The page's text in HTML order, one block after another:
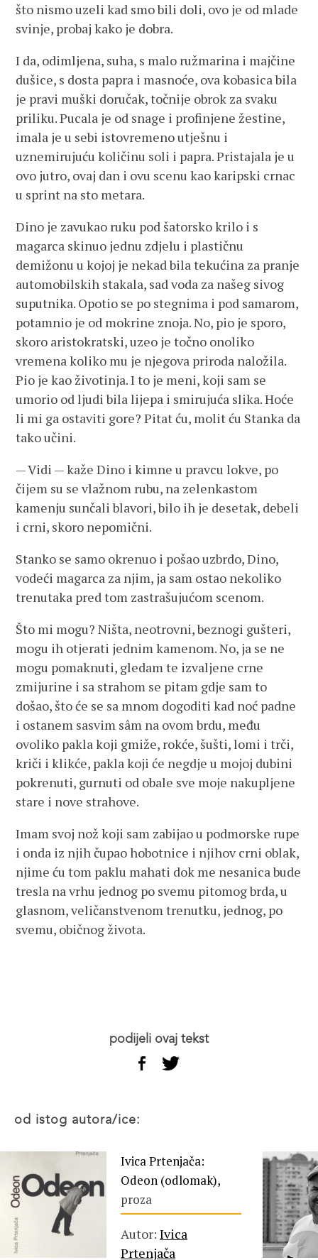
što nismo uzeli kad smo bili doli, ovo je od mlade
svinje, probaj kako je dobra.
I da, odimljena, suha, s malo ružmarina i majčine
dušice, s dosta papra i masnoće, ova kobasica bila
je pravi muški doručak, točnije obrok za svaku
priliku. Pucala je od snage i profinjene žestine,
imala je u sebi istovremeno utješnu i
uznemirujuću količinu soli i papra. Pristajala je u
ovo jutro, ovaj dan i ovu scenu kao karipski crnac
u sprint na sto metara.
Dino je zavukao ruku pod šatorsko krilo i s
magarca skinuo jednu zdjelu i plastičnu
demižonu u kojoj je nekad bila tekućina za pranje
automobilskih stakala, sad voda za našeg sivog
suputnika. Opotio se po stegnima i pod samarom,
potamnio je od mokrine znoja. No, pio je sporo,
skoro aristokratski, uzeo je točno onoliko
vremena koliko mu je njegova priroda naložila.
Pio je kao životinja. I to je meni, koji sam se
umorio od ljudi bila lijepa i smirujuća slika. Hoće
li mi ga ostaviti gore? Pitat ću, molit ću Stanka da
tako učini.
— Vidi — kaže Dino i kimne u pravcu lokve, po
čijem su se vlažnom rubu, na zelenkastom
kamenju sunčali blavori, bilo ih je desetak, debeli
i crni, skoro nepomični.
Stanko se samo okrenuo i pošao uzbrdo, Dino,
vodeći magarca za njim, ja sam ostao nekoliko
trenutaka pred tom zastrašujućom scenom.
Što mi mogu? Ništa, neotrovni, beznogi gušteri,
mogu ih otjerati jednim kamenom. No, ja se ne
mogu pomaknuti, gledam te izvaljene crne
zmijurine i sa strahom se pitam gdje sam to
došao, što će se sa mnom dogoditi kad noć padne
i ostanem sasvim sâm na ovom brdu, među
ovoliko pakla koji gmiže, rokće, šušti, lomi i trči,
kriči i klikće, pakla koji će negdje u mojoj dubini
pokrenuti, gurnuti od obale sve moje nakupljene
stare i nove strahove.
Imam svoj nož koji sam zabijao u podmorske rupe
i onda iz njih čupao hobotnice i njihov crni oblak,
njime ću tom paklu mahati dok me nesanica bude
tresla na vrhu jednog po svemu pitomog brda, u
glasnom, veličanstvenom trenutku, jednog, po
svemu, običnog života.
podijeli ovaj tekst
od istog autora/ice:
Ivica Prtenjača:
Odeon (odlomak),
proza
Autor: Ivica
Prtenjača